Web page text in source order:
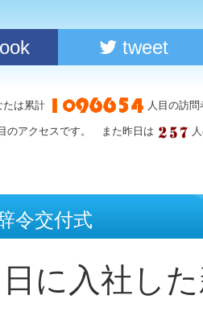
tweet
たは累計 人目の訪
のアクセスです。 また昨日は
令交付式
日に入社し